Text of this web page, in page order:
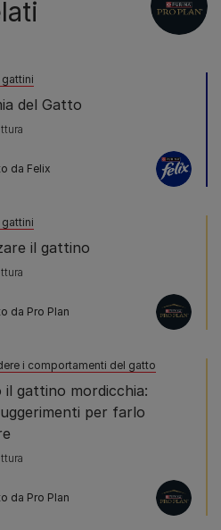
gattini
del Gatto
da Felix
gattini
il gattino
da Pro Plan
i comportamenti del gatto
il gattino mordicchia:
per farlo
da Pro Plan